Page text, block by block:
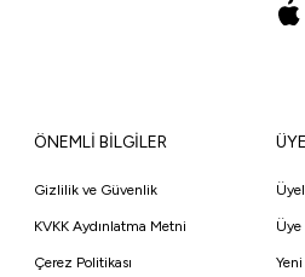
ÖNEMLİ BİLGİLER
Gizlilik ve Güvenlik
KVKK Aydınlatma Metni
Çerez Politikası
ÜYE
Üye